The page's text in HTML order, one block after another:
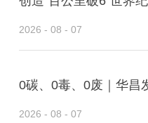
2026 - 08 - 07
2026 - 08 - 07